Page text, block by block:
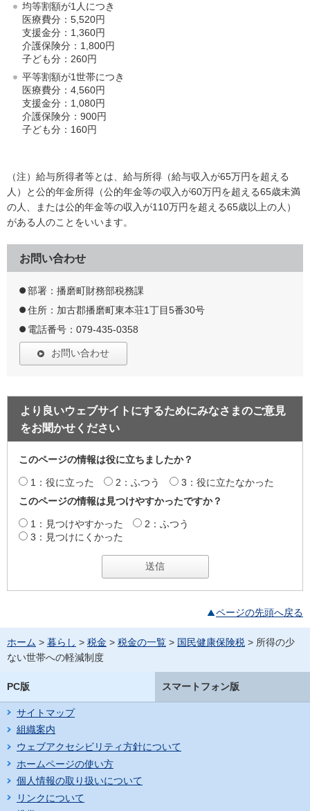
均等割額が1人につき
医療費分：5,520円
支援金分：1,360円
介護保険分：1,800円
子ども分：260円
平等割額が1世帯につき
医療費分：4,560円
支援金分：1,080円
介護保険分：900円
子ども分：160円
（注）給与所得者等とは、給与所得（給与収入が65万円を超える
人）と公的年金所得（公的年金等の収入が60万円を超える65歳未満
の人、または公的年金等の収入が110万円を超える65歳以上の人）
がある人のことをいいます。
お問い合わせ
部署：播磨町財務部税務課
住所：加古郡播磨町東本荘1丁目5番30号
電話番号：079-435-0358
お問い合わせ
より良いウェブサイトにするためにみなさまのご意見
をお聞かせください
このページの情報は役に立ちましたか？
1：役に立った 2：ふつう
3：役に立たなかった
このページの情報は見つけやすかったですか？
1：見つけやすかった
2：ふつう
3：見つけにくかった
ページの先頭へ戻る
ホーム > 暮らし > 税金 > 税金の一覧 > 国民健康保険税 > 所得の少
ない世帯への軽減制度
PC版 スマートフォン版
サイトマップ
組織案内
ウェブアクセシビリティ方針について
ホームページの使い方
個人情報の取り扱いについて
リンクについて